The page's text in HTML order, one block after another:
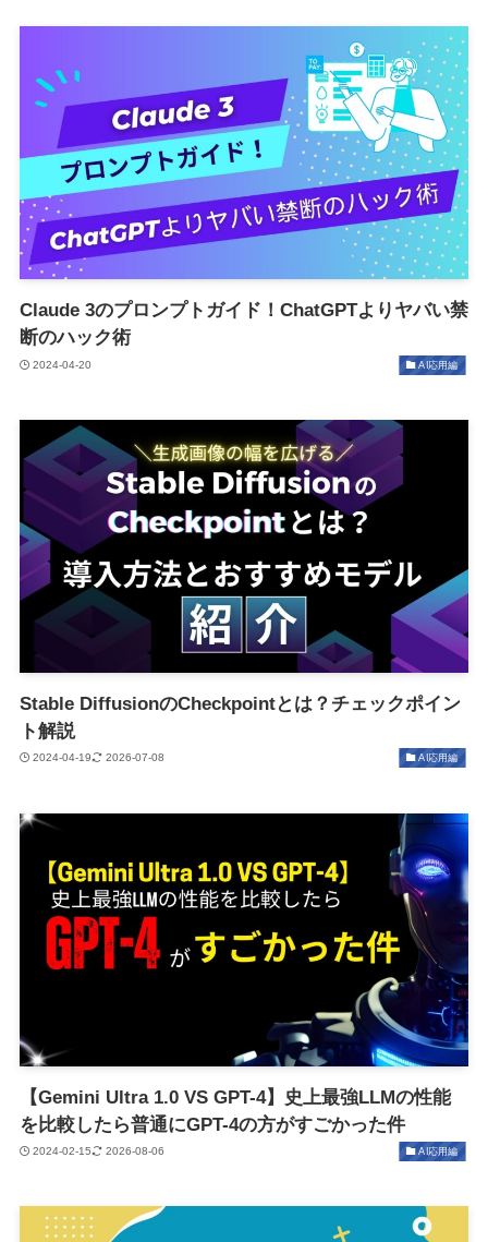
Claude 3のプロンプトガイド！ChatGPTよりヤバい禁
断のハック術
2024-04-20 AI応用編
Stable DiffusionのCheckpointとは？チェックポイン
ト解説
2024-04-19 2026-07-08 AI応用編
【Gemini Ultra 1.0 VS GPT-4】史上最強LLMの性能
を比較したら普通にGPT-4の方がすごかった件
2024-02-15 2026-08-06 AI応用編